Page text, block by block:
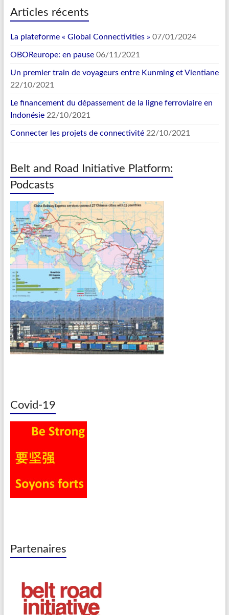
Articles récents
La plateforme « Global Connectivities » 07/01/2024
OBOReurope: en pause 06/11/2021
Un premier train de voyageurs entre Kunming et Vientiane
22/10/2021
Le financement du dépassement de la ligne ferroviaire en
Indonésie 22/10/2021
Connecter les projets de connectivité 22/10/2021
Belt and Road Initiative Platform:
Podcasts
Covid-19
Partenaires